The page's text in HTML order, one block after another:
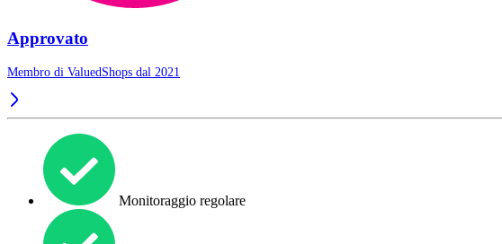
Approvato
Membro di ValuedShops dal 2021
Monitoraggio regolare